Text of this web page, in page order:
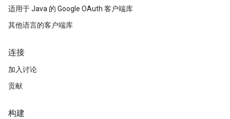
适用于 Java 的 Google OAuth 客户端库
其他语言的客户端库
连接
加入讨论
贡献
构建